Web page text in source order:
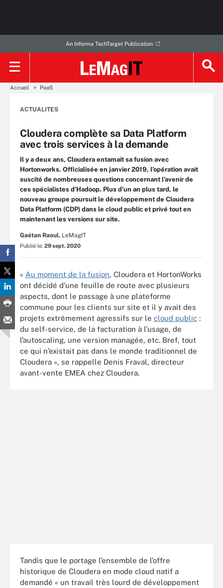
An Informa TechTarget Publication
Accueil PaaS
ACTUALITES
Cloudera complète sa Data Platform
avec trois services à la demande
Il y a deux ans, Cloudera entamait sa fusion avec
Hortonworks. Officialisée en janvier 2019, l’opération avait
suscité de nombreuses questions concernant l’avenir de
ces spécialistes d’Hadoop. Plus d’un an plus tard, le
nouveau groupe poursuit le développement de Cloudera
Data Platform (CDP) dans le cloud public et privé tout en
maintenant les versions sur site.
Gaétan Raoul, LeMagIT
Publié le: 29 sept. 2020
« Au moment de la fusion, Cloudera et HortonWorks
ont décidé d’une feuille de route avec plusieurs
aspects, dont le passage à une plateforme
commune pour les clients sur site et il y avait des
projets extrêmement agressifs sur le cloud public :
du self-service, de la facturation à l’usage, de
l’autoscaling, une version managée, etc. Bref, tout
ce qui n’existait pas dans le monde traditionnel de
Cloudera », se rappelle Denis Fraval, directeur
avant-vente EMEA chez Cloudera.
Tandis que le portage l’ensemble de l’offre
historique de Cloudera en mode cloud natif a
demandé « un travail très lourd de développement